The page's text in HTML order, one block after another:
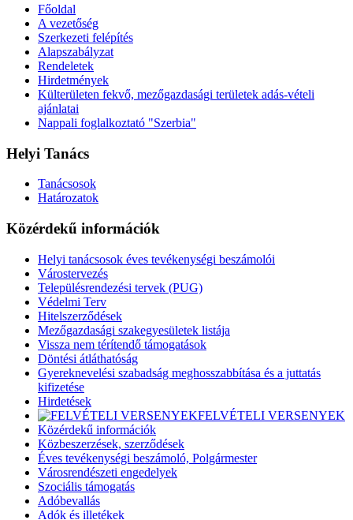
Főoldal
A vezetőség
Szerkezeti felépítés
Alapszabályzat
Rendeletek
Hirdetmények
Külterületen fekvő, mezőgazdasági területek adás-vételi
ajánlatai
Nappali foglalkoztató "Szerbia"
Helyi Tanács
Tanácsosok
Határozatok
Közérdekű információk
Helyi tanácsosok éves tevékenységi beszámolói
Várostervezés
Településrendezési tervek (PUG)
Védelmi Terv
Hitelszerződések
Mezőgazdasági szakegyesületek listája
Vissza nem térítendő támogatások
Döntési átláthatóság
Gyereknevelési szabadság meghosszabbítása és a juttatás
kifizetése
Hirdetések
FELVÉTELI VERSENYEK
Közérdekű információk
Közbeszerzések, szerződések
Éves tevékenységi beszámoló, Polgármester
Városrendészeti engedelyek
Szociális támogatás
Adóbevallás
Adók és illetékek